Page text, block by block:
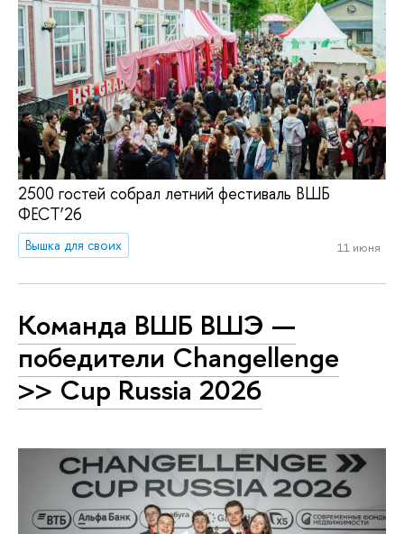
2500 гостей собрал летний фестиваль ВШБ
ФЕСТ’26
Вышка для своих 11 июня
Команда ВШБ ВШЭ —
победители Changellenge
>> Cup Russia 2026